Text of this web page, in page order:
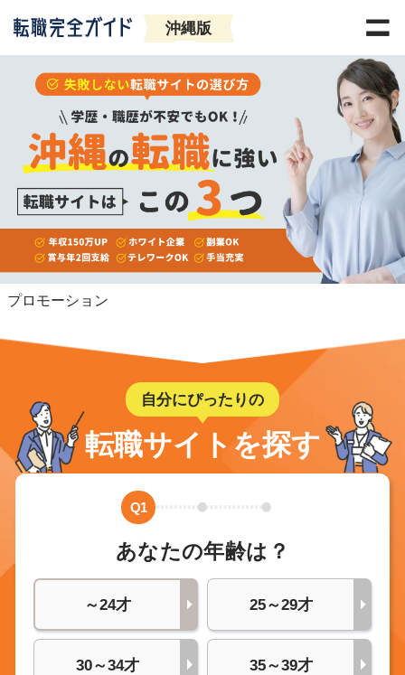
沖縄版
プロモーション
自分にぴったりの
転職サイトを探す
Q1
あなたの年齢は？
～24才 25～29才
30～34才 35～39才